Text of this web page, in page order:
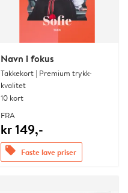
Navn i fokus
Takkekort | Premium trykk-
kvalitet
10 kort
FRA
kr 149,-
offers Faste lave priser